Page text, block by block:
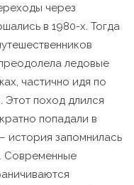
через
в 1980-х. Тогда
ледовые
частично идя по
Этот поход длился
попадали в
история запомнилась
Современные